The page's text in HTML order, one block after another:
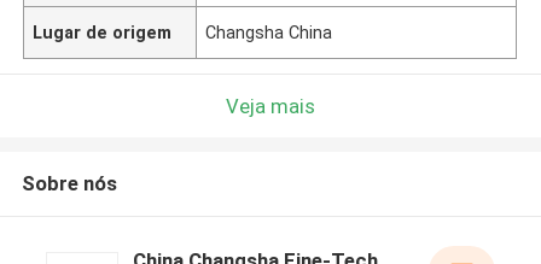
Lugar de origem Changsha China
Veja mais
Sobre nós